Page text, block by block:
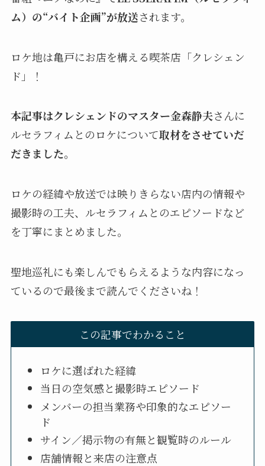
ム）の“バイト企画”が放送されます。
ロケ地は亀戸にお店を構える喫茶店「クレシェン
ド」！
本記事はクレシェンドのマスター金森静夫さんに
ルセラフィムとのロケについて取材をさせていだ
だきました。
ロケの経緯や放送では映りきらない店内の情報や
撮影時の工夫、ルセラフィムとのエピソードなど
を丁寧にまとめました。
聖地巡礼にも楽しんでもらえるような内容になっ
ているので最後まで読んでくださいね！
この記事でわかること
ロケに選ばれた経緯
当日の空気感と撮影時エピソード
メンバーの担当業務や印象的なエピソー
ド
サイン／掲示物の有無と観覧時のルール
店舗情報と来店の注意点